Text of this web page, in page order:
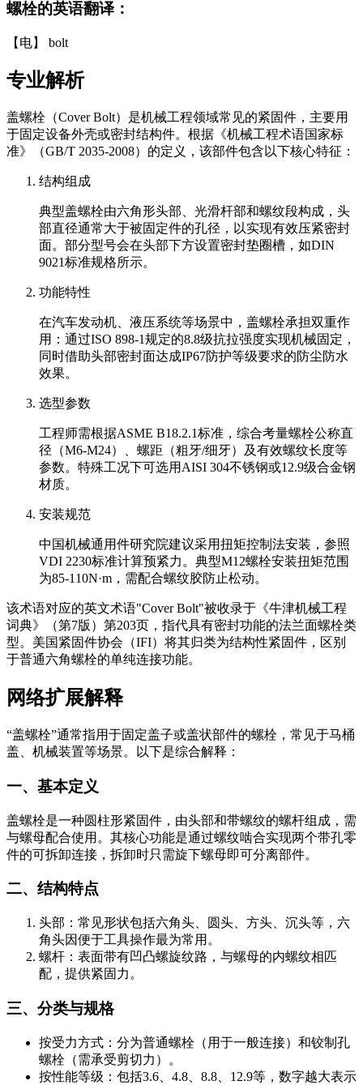
螺栓的英语翻译：
【电】 bolt
专业解析
盖螺栓（Cover Bolt）是机械工程领域常见的紧固件，主要用
于固定设备外壳或密封结构件。根据《机械工程术语国家标
准》（GB/T 2035-2008）的定义，该部件包含以下核心特征：
结构组成
典型盖螺栓由六角形头部、光滑杆部和螺纹段构成，头
部直径通常大于被固定件的孔径，以实现有效压紧密封
面。部分型号会在头部下方设置密封垫圈槽，如DIN
9021标准规格所示。
功能特性
在汽车发动机、液压系统等场景中，盖螺栓承担双重作
用：通过ISO 898-1规定的8.8级抗拉强度实现机械固定，
同时借助头部密封面达成IP67防护等级要求的防尘防水
效果。
选型参数
工程师需根据ASME B18.2.1标准，综合考量螺栓公称直
径（M6-M24）、螺距（粗牙/细牙）及有效螺纹长度等
参数。特殊工况下可选用AISI 304不锈钢或12.9级合金钢
材质。
安装规范
中国机械通用件研究院建议采用扭矩控制法安装，参照
VDI 2230标准计算预紧力。典型M12螺栓安装扭矩范围
为85-110N·m，需配合螺纹胶防止松动。
该术语对应的英文术语"Cover Bolt"被收录于《牛津机械工程
词典》（第7版）第203页，指代具有密封功能的法兰面螺栓类
型。美国紧固件协会（IFI）将其归类为结构性紧固件，区别
于普通六角螺栓的单纯连接功能。
网络扩展解释
“盖螺栓”通常指用于固定盖子或盖状部件的螺栓，常见于马桶
盖、机械装置等场景。以下是综合解释：
一、基本定义
盖螺栓是一种圆柱形紧固件，由头部和带螺纹的螺杆组成，需
与螺母配合使用。其核心功能是通过螺纹啮合实现两个带孔零
件的可拆卸连接，拆卸时只需旋下螺母即可分离部件。
二、结构特点
头部：常见形状包括六角头、圆头、方头、沉头等，六
角头因便于工具操作最为常用。
螺杆：表面带有凹凸螺旋纹路，与螺母的内螺纹相匹
配，提供紧固力。
三、分类与规格
按受力方式：分为普通螺栓（用于一般连接）和铰制孔
螺栓（需承受剪切力）。
按性能等级：包括3.6、4.8、8.8、12.9等，数字越大表示